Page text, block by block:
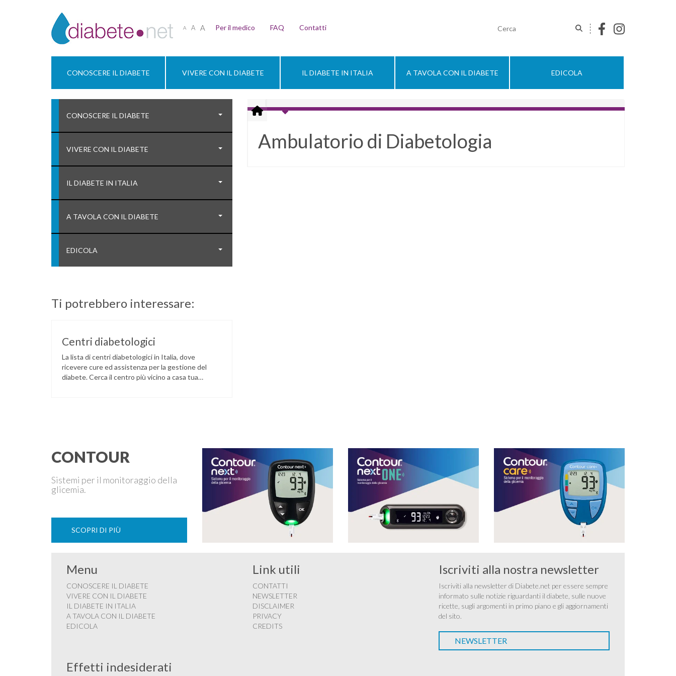
A A A Per il medico FAQ Contatti
CONOSCERE IL DIABETE VIVERE CON IL DIABETE IL DIABETE IN ITALIA A TAVOLA CON IL DIABETE EDICOLA
CONOSCERE IL DIABETE
VIVERE CON IL DIABETE
IL DIABETE IN ITALIA
A TAVOLA CON IL DIABETE
EDICOLA
Ambulatorio di Diabetologia
Ti potrebbero interessare:
Centri diabetologici
La lista di centri diabetologici in Italia, dove
ricevere cure ed assistenza per la gestione del
diabete. Cerca il centro più vicino a casa tua
CONTOUR
Sistemi per il monitoraggio della
glicemia.
SCOPRI DI PIÙ
Menu
CONOSCERE IL DIABETE
VIVERE CON IL DIABETE
IL DIABETE IN ITALIA
A TAVOLA CON IL DIABETE
EDICOLA
Link utili
CONTATTI
NEWSLETTER
DISCLAIMER
PRIVACY
CREDITS
Iscriviti alla nostra newsletter
Iscriviti alla newsletter di Diabete.net per essere sempre
informato sulle notizie riguardanti il diabete, sulle nuove
ricette, sugli argomenti in primo piano e gli aggiornamenti
del sito.
NEWSLETTER
Effetti indesiderati